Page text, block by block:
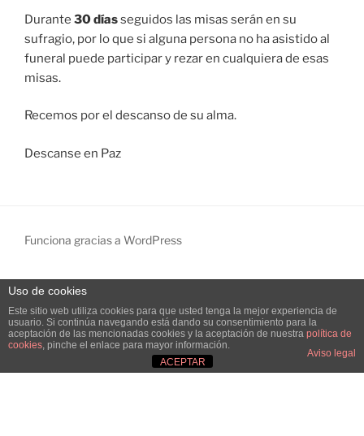
Durante 30 díasseguidos las misas serán en su
sufragio, por lo que si alguna persona no ha asistido al
funeral puede participar y rezar en cualquiera de esas
misas.
Recemos por el descanso de su alma.
Descanse en Paz
Funciona gracias a WordPress
Uso de cookies
Este sitio web utiliza cookies para que usted tenga la mejor experiencia de
usuario. Si continúa navegando está dando su consentimiento para la
aceptación de las mencionadas cookies y la aceptación de nuestra política de
cookies , pinche el enlace para mayor información.
Aviso legal
ACEPTAR